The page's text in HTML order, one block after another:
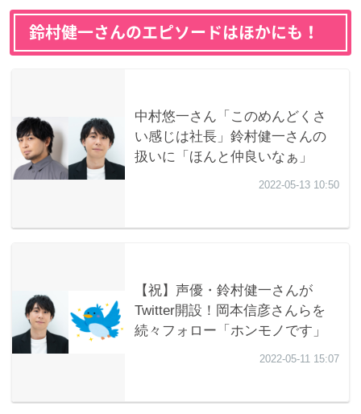
鈴村健一さんのエピソードはほかにも！